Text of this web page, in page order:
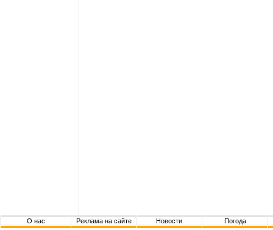
О нас Реклама на сайте Новости Погода